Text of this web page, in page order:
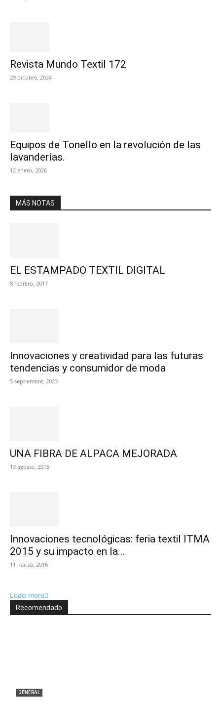
Revista Mundo Textil 172
29 octubre, 2024
Equipos de Tonello en la revolución de las
lavanderías.
12 enero, 2026
MÁS NOTAS
EL ESTAMPADO TEXTIL DIGITAL
8 febrero, 2017
Innovaciones y creatividad para las futuras
tendencias y consumidor de moda
5 septiembre, 2023
UNA FIBRA DE ALPACA MEJORADA
13 agosto, 2015
Innovaciones tecnológicas: feria textil ITMA
2015 y su impacto en la...
11 marzo, 2016
Load more
Recomendado
GENERAL